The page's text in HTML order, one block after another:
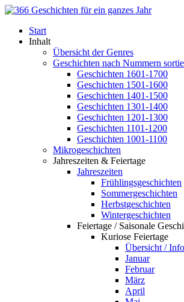
Start
Inhalt
Übersicht der Genres
Geschichten nach Nummern
Geschichten 1601-1700
Geschichten 1501-1600
Geschichten 1401-1500
Geschichten 1301-1400
Geschichten 1201-1300
Geschichten 1101-1200
Geschichten 1001-1100
Mikrogeschichten
Jahreszeiten & Feiertage
Jahreszeiten
Frühlingsgeschichten
Sommergeschichten
Herbstgeschichten
Wintergeschichten
Feiertage / Saisonale
Kuriose Feiertage
Übersicht /
Januar
Februar
März
April